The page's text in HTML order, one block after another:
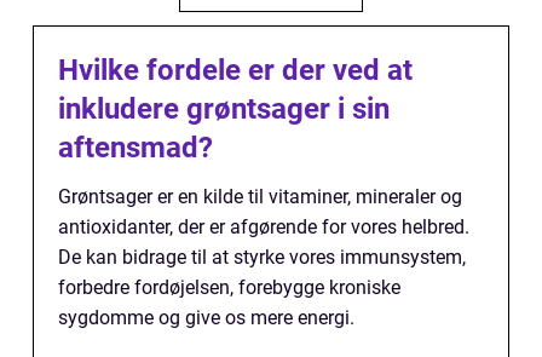
Hvilke fordele er der ved at
inkludere grøntsager i sin
aftensmad?
Grøntsager er en kilde til vitaminer, mineraler og
antioxidanter, der er afgørende for vores helbred.
De kan bidrage til at styrke vores immunsystem,
forbedre fordøjelsen, forebygge kroniske
sygdomme og give os mere energi.